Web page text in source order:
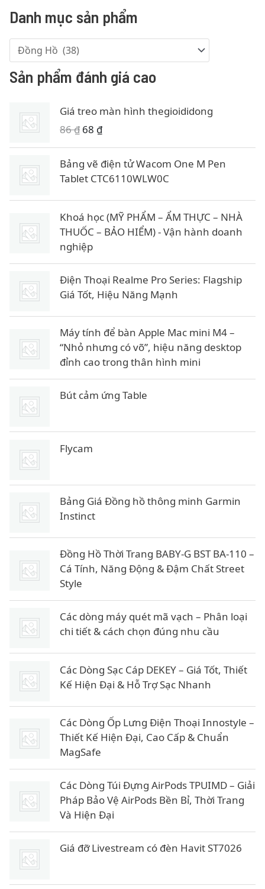
Danh mục sản phẩm
Sản phẩm đánh giá cao
Giá treo màn hình thegioididong
86₫ G
g
c
l
à
:
8
6
.
68 ₫G
á
h
ệ
n
t
i
l
à
6
8
₫
.
Bảng vẽ điện tử Wacom One M Pen
Tablet CTC6110WLW0C
Khoá học (MỸ PHẨM – ẨM THỰC – NHÀ
THUỐC – BẢO HIỂM) - Vận hành doanh
nghiệp
Điện Thoại Realme Pro Series: Flagship
Giá Tốt, Hiệu Năng Mạnh
Máy tính để bàn Apple Mac mini M4 –
“Nhỏ nhưng có võ”, hiệu năng desktop
đỉnh cao trong thân hình mini
Bút cảm ứng Table
Flycam
Bảng Giá Đồng hồ thông minh Garmin
Instinct
Đồng Hồ Thời Trang BABY-G BST BA-110 –
Cá Tính, Năng Động & Đậm Chất Street
Style
Các dòng máy quét mã vạch – Phân loại
chi tiết & cách chọn đúng nhu cầu
Các Dòng Sạc Cáp DEKEY – Giá Tốt, Thiết
Kế Hiện Đại & Hỗ Trợ Sạc Nhanh
Các Dòng Ốp Lưng Điện Thoại Innostyle –
Thiết Kế Hiện Đại, Cao Cấp & Chuẩn
MagSafe
Các Dòng Túi Đựng AirPods TPUIMD – Giải
Pháp Bảo Vệ AirPods Bền Bỉ, Thời Trang
Và Hiện Đại
Giá đỡ Livestream có đèn Havit ST7026